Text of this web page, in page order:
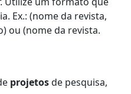
Ex.: (nome da revista,
ou (nome da revista.
projetosde pesquisa,